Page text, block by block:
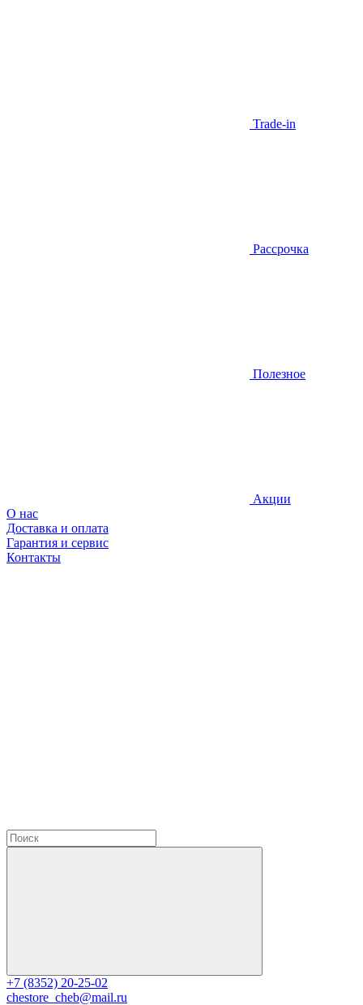
Trade-in
Рассрочка
Полезное
Акции
О нас
Доставка и оплата
Гарантия и сервис
Контакты
+7 (8352) 20-25-02
chestore_cheb@mail.ru